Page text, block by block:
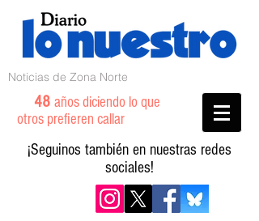
Noticias de Zona Norte
48 años diciendo lo que
otros prefieren callar
¡Seguinos también en nuestras redes
sociales!